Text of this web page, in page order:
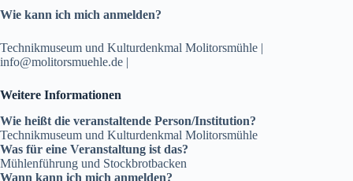
Wie kann ich mich anmelden?
Technikmuseum und Kulturdenkmal Molitorsmühle |
info@molitorsmuehle.de |
Weitere Informationen
Wie heißt die veranstaltende Person/Institution?
Technikmuseum und Kulturdenkmal Molitorsmühle
Was für eine Veranstaltung ist das?
Mühlenführung und Stockbrotbacken
Wann kann ich mich anmelden?